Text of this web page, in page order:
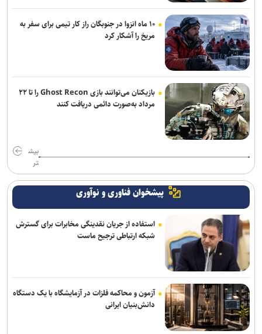
۱۰ ماه انزوا در جنوبگان راز کار تیمی برای سفر به
مریخ را آشکار کرد
بازیکنان می‌توانند بازی Ghost Recon را تا ۲۲
مرداد به‌صورت دائمی دریافت کنند
بیش
تر
پیشخوان فناوری و نوآوری
استفاده از جریان نقدینگی مخابرات برای گسترش
شبکه ارتباطی ترجیح ماست
آزمون و محاکمه فلزات در آزمایشگاه با یک دستگاه
دانش‌بنیان ایرانی